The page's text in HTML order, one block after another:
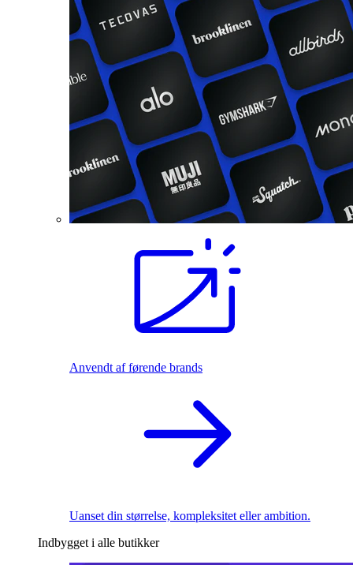
Anvendt af førende brands
Uanset din størrelse, kompleksitet eller ambition.
Indbygget i alle butikker